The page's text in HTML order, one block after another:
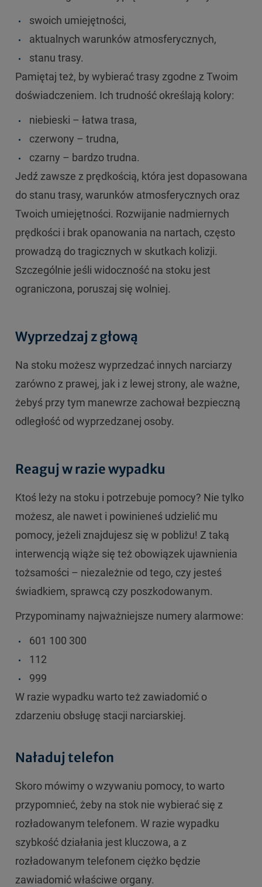
swoich umiejętności,
aktualnych warunków atmosferycznych,
stanu trasy.
Pamiętaj też, by wybierać trasy zgodne z Twoim
doświadczeniem. Ich trudność określają kolory:
niebieski – łatwa trasa,
czerwony – trudna,
czarny – bardzo trudna.
Jedź zawsze z prędkością, która jest dopasowana
do stanu trasy, warunków atmosferycznych oraz
Twoich umiejętności. Rozwijanie nadmiernych
prędkości i brak opanowania na nartach, często
prowadzą do tragicznych w skutkach kolizji.
Szczególnie jeśli widoczność na stoku jest
ograniczona, poruszaj się wolniej.
Wyprzedzaj z głową
Na stoku możesz wyprzedzać innych narciarzy
zarówno z prawej, jak i z lewej strony, ale ważne,
żebyś przy tym manewrze zachował bezpieczną
odległość od wyprzedzanej osoby.
Reaguj w razie wypadku
Ktoś leży na stoku i potrzebuje pomocy? Nie tylko
możesz, ale nawet i powinieneś udzielić mu
pomocy, jeżeli znajdujesz się w pobliżu! Z taką
interwencją wiąże się też obowiązek ujawnienia
tożsamości – niezależnie od tego, czy jesteś
świadkiem, sprawcą czy poszkodowanym.
Przypominamy najważniejsze numery alarmowe:
601 100 300
112
999
W razie wypadku warto też zawiadomić o
zdarzeniu obsługę stacji narciarskiej.
Naładuj telefon
Skoro mówimy o wzywaniu pomocy, to warto
przypomnieć, żeby na stok nie wybierać się z
rozładowanym telefonem. W razie wypadku
szybkość działania jest kluczowa, a z
rozładowanym telefonem ciężko będzie
zawiadomić właściwe organy.